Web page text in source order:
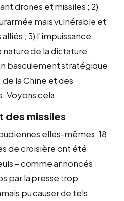
drones et missiles ; 2)
mais vulnérable et
; 3) l’impuissance
nature de la dictature
basculement stratégique
de la Chine et des
Voyons cela.
des missiles
elles-mêmes, 18
de croisière ont été
– comme annoncés
par la presse trop
pu causer de tels